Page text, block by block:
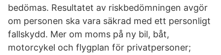
bedömas. Resultatet av riskbedömningen avgör
om personen ska vara säkrad med ett personligt
fallskydd. Mer om moms på ny bil, båt,
motorcykel och flygplan för privatpersoner;